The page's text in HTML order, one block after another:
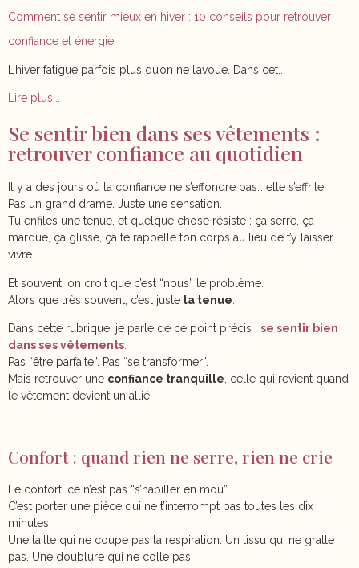
Comment se sentir mieux en hiver : 10 conseils pour retrouver
confiance et énergie
L’hiver fatigue parfois plus qu’on ne l’avoue. Dans cet...
Lire plus...
Se sentir bien dans ses vêtements :
retrouver confiance au quotidien
Il y a des jours où la confiance ne s’effondre pas… elle s’effrite.
Pas un grand drame. Juste une sensation.
Tu enfiles une tenue, et quelque chose résiste : ça serre, ça
marque, ça glisse, ça te rappelle ton corps au lieu de t’y laisser
vivre.
Et souvent, on croit que c’est “nous” le problème.
Alors que très souvent, c’est juste la tenue
Dans cette rubrique, je parle de ce point précis : se sentir bien
dans ses vêtements
Pas “être parfaite”. Pas “se transformer”.
Mais retrouver une confiance tranquille , celle qui revient quand
le vêtement devient un allié.
Confort : quand rien ne serre, rien ne crie
Le confort, ce n’est pas “s’habiller en mou”.
C’est porter une pièce qui ne t’interrompt pas toutes les dix
minutes.
Une taille qui ne coupe pas la respiration. Un tissu qui ne gratte
pas. Une doublure qui ne colle pas.